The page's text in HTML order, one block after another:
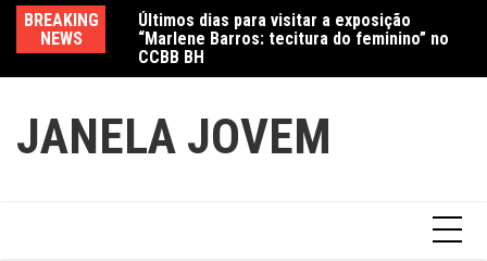
conteúdo
BREAKING
NEWS
“Marlene Barros: tecitura do feminino” no
CCBB BH
Amanda Mangili transforma beleza e
inclusão em conexão real nas redes
JANELA JOVEM